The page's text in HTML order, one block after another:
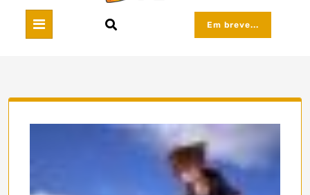
Em breve...